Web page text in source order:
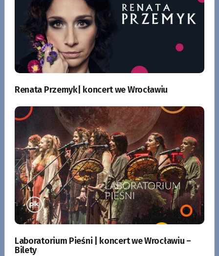
Renata Przemyk| koncert we Wrocławiu
Laboratorium Pieśni | koncert we Wrocławiu –
Bilety